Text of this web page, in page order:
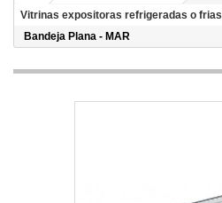
Vitrinas expositoras refrigeradas o frias
Bandeja Plana - MAR